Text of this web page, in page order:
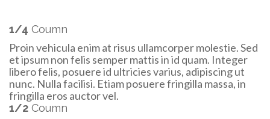
1/4 Coumn
Proin vehicula enim at risus ullamcorper molestie. Sed
et ipsum non felis semper mattis in id quam. Integer
libero felis, posuere id ultricies varius, adipiscing ut
nunc. Nulla facilisi. Etiam posuere fringilla massa, in
fringilla eros auctor vel.
1/2 Coumn